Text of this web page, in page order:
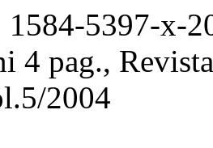
1584-5397-x-
4 pag.,
2004